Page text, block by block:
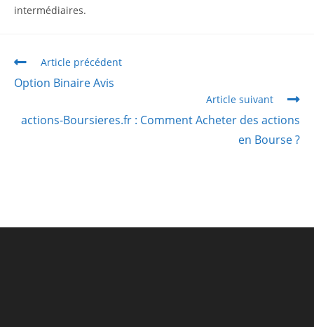
intermédiaires.
Article précédent
Option Binaire Avis
Article suivant
actions-Boursieres.fr : Comment Acheter des actions
en Bourse ?